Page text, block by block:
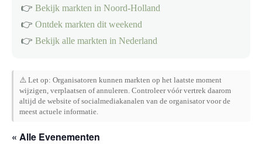
👉 Bekijk markten in Noord-Holland
👉 Ontdek markten dit weekend
👉 Bekijk alle markten in Nederland
⚠️ Let op: Organisatoren kunnen markten op het laatste moment
wijzigen, verplaatsen of annuleren. Controleer vóór vertrek daarom
altijd de website of socialmediakanalen van de organisator voor de
meest actuele informatie.
« Alle Evenementen